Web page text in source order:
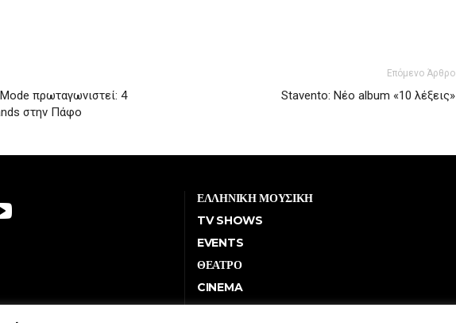
πρωταγωνιστεί: 4
στην Πάφο
Επόμενο Άρθρο
Stavento: Νέο album «10 λέξεις»
ΕΛΛΗΝΙΚΗ ΜΟΥΣΙΚΗ
TV SHOWS
EVENTS
ΘΕΑΤΡΟ
CINEMA
ΔΙΑΓΩΝΙΣΜΟΙ